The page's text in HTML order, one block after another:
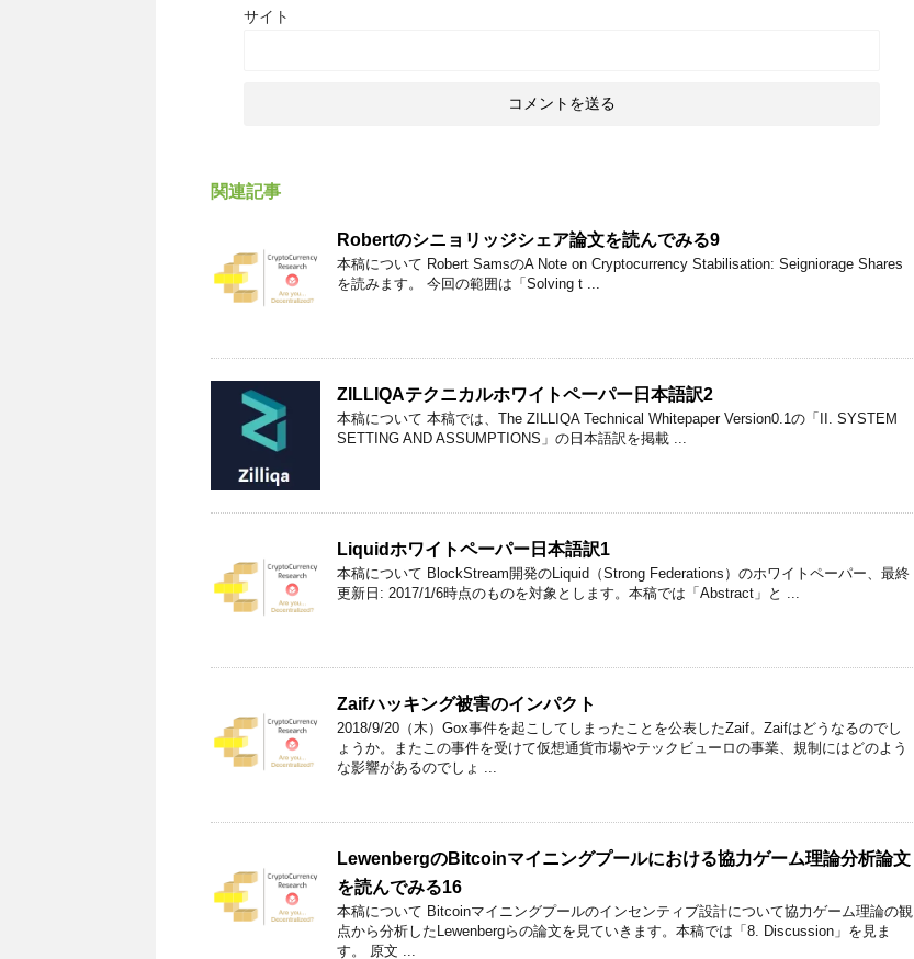
サイト
関連記事
Robertのシニョリッジシェア論文を読んでみる9
本稿について Robert SamsのA Note on Cryptocurrency Stabilisation: Seigniorage Shares
を読みます。 今回の範囲は「Solving t ...
ZILLIQAテクニカルホワイトペーパー日本語訳2
本稿について 本稿では、The ZILLIQA Technical Whitepaper Version0.1の「II. SYSTEM
SETTING AND ASSUMPTIONS」の日本語訳を掲載 ...
Liquidホワイトペーパー日本語訳1
本稿について BlockStream開発のLiquid（Strong Federations）のホワイトペーパー、最終
更新日: 2017/1/6時点のものを対象とします。本稿では「Abstract」と ...
Zaifハッキング被害のインパクト
2018/9/20（木）Gox事件を起こしてしまったことを公表したZaif。Zaifはどうなるのでし
ょうか。またこの事件を受けて仮想通貨市場やテックビューロの事業、規制にはどのよう
な影響があるのでしょ ...
LewenbergのBitcoinマイニングプールにおける協力ゲーム理論分析論文
を読んでみる16
本稿について Bitcoinマイニングプールのインセンティブ設計について協力ゲーム理論の観
点から分析したLewenbergらの論文を見ていきます。本稿では「8. Discussion」を見ま
す。 原文 ...